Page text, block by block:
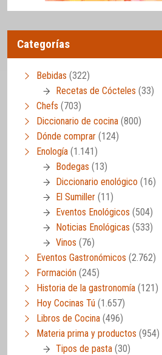
Categorías
Bebidas (322)
Recetas de Cócteles (33)
Chefs (703)
Diccionario de cocina (800)
Dónde comprar (124)
Enología (1.141)
Bodegas (13)
Diccionario enológico (16)
El Sumiller (11)
Eventos Enológicos (504)
Noticias Enológicas (533)
Vinos (76)
Eventos Gastronómicos (2.762)
Formación (245)
Historia de la gastronomía (121)
Hoy Cocinas Tú (1.657)
Libros de Cocina (496)
Materia prima y productos (954)
Tipos de pasta (30)